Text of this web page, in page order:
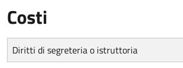
Costi
Diritti di segreteria o istruttoria